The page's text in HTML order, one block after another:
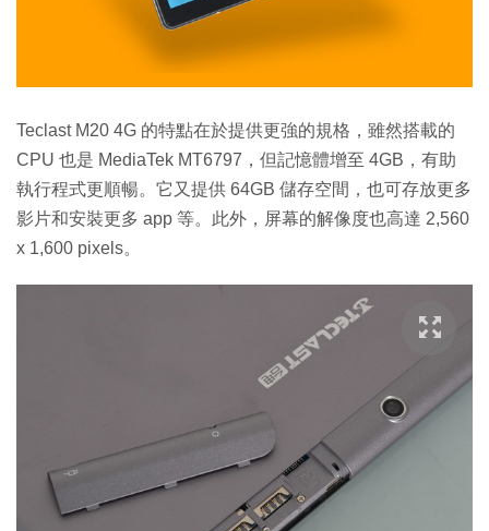
Teclast M20 4G 的特點在於提供更強的規格，雖然搭載的
CPU 也是 MediaTek MT6797，但記憶體增至 4GB，有助
執行程式更順暢。它又提供 64GB 儲存空間，也可存放更多
影片和安裝更多 app 等。此外，屏幕的解像度也高達 2,560
x 1,600 pixels。